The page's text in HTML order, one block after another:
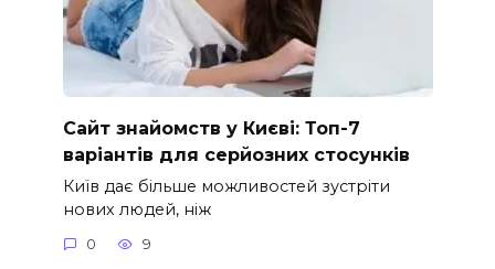
Сайт знайомств у Києві: Топ-7
варіантів для серйозних стосунків
Київ дає більше можливостей зустріти
нових людей, ніж
0 9